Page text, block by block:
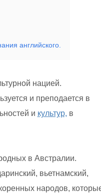
английского.
нацией.
и преподается в
и культур, в
в Австралии.
вьетнамский,
народов,